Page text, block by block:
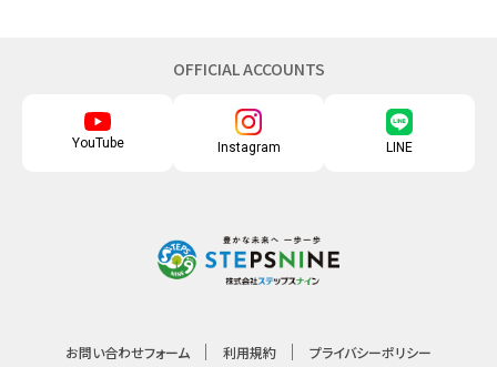
OFFICIAL ACCOUNTS
YouTube Instagram LINE
お問い合わせフォーム 利用規約 プライバシーポリシー